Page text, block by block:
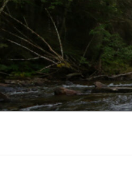
Tartalomhoz